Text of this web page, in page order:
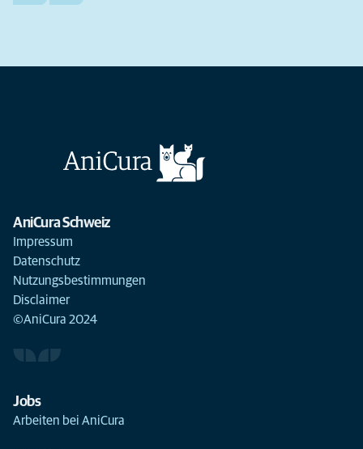
AniCura Schweiz
Impressum
Datenschutz
Nutzungsbestimmungen
Disclaimer
©AniCura 2024
Jobs
Arbeiten bei AniCura